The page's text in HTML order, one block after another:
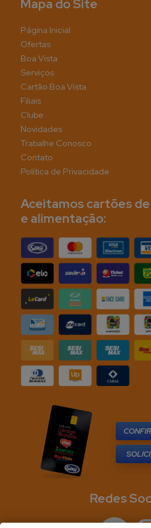
Mapa do Site
Página Inicial
Ofertas
Boa Vista
Serviços
Cartão Boa Vista
Filiais
Clube
Novidades
Trabalhe Conosco
Contato
Política de Privacidade
Aceitamos cartões
e alimentação:
Redes